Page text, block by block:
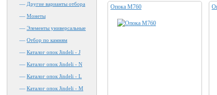
— Другие варианты отбора
— Монеты
— Элементы универсальные
— Отбор по камням
— Каталог опок Jindeli - J
— Каталог опок Jindeli - N
— Каталог опок Jindeli - L
— Каталог опок Jindeli - M
Опока М760